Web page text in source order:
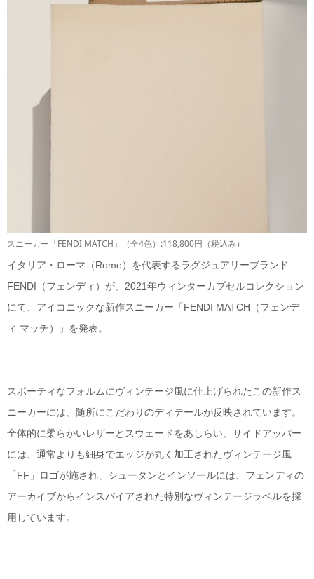
スニーカー「FENDI MATCH」（全4色）:118,800円（税込み）
イタリア・ローマ（Rome）を代表するラグジュアリーブランド
FENDI（フェンディ）が、2021年ウィンターカプセルコレクション
にて、アイコニックな新作スニーカー「FENDI MATCH（フェンデ
ィ マッチ）」を発表。
スポーティなフォルムにヴィンテージ風に仕上げられたこの新作ス
ニーカーには、随所にこだわりのディテールが反映されています。
全体的に柔らかいレザーとスウェードをあしらい、サイドアッパー
には、通常よりも細身でエッジが丸く加工されたヴィンテージ風
「FF」ロゴが施され、シュータンとインソールには、フェンディの
アーカイブからインスパイアされた特別なヴィンテージラベルを採
用しています。